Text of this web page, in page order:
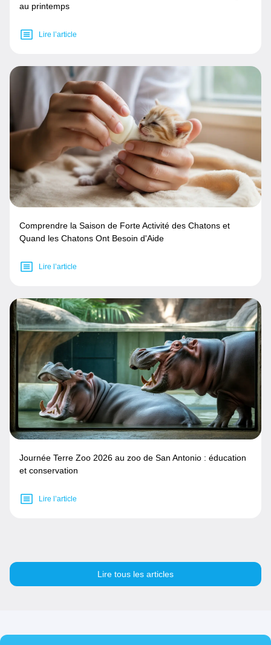
au printemps
Lire l’article
Comprendre la Saison de Forte Activité des Chatons et
Quand les Chatons Ont Besoin d'Aide
Lire l’article
Journée Terre Zoo 2026 au zoo de San Antonio : éducation
et conservation
Lire l’article
Lire tous les articles